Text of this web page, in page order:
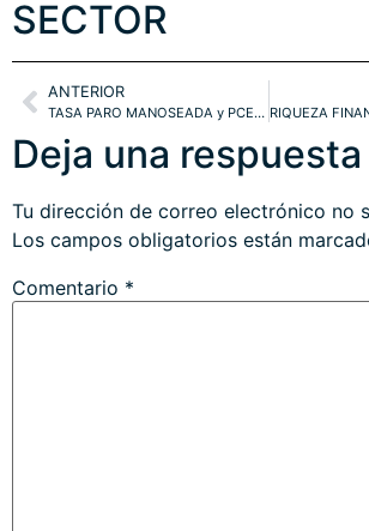
ANTERIOR
TASA PARO MANOSEADA y PCE. REBOTE TÉCNICO T-BOND. SP500
Deja una respuesta
Tu dirección de correo electrónico no
Los campos obligatorios están
Comentario *